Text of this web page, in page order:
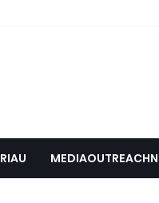
RIAU